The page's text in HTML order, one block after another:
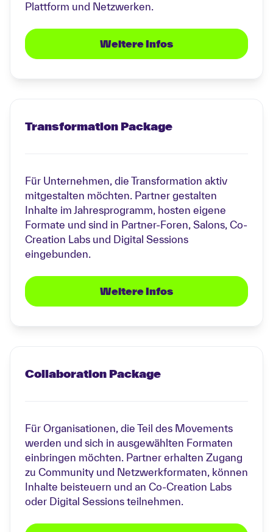
Plattform und Netzwerken.
Weitere Infos
Transformation Package
Für Unternehmen, die Transformation aktiv
mitgestalten möchten. Partner gestalten
Inhalte im Jahresprogramm, hosten eigene
Formate und sind in Partner-Foren, Salons, Co-
Creation Labs und Digital Sessions
eingebunden.
Weitere Infos
Collaboration Package
Für Organisationen, die Teil des Movements
werden und sich in ausgewählten Formaten
einbringen möchten. Partner erhalten Zugang
zu Community und Netzwerkformaten, können
Inhalte beisteuern und an Co-Creation Labs
oder Digital Sessions teilnehmen.